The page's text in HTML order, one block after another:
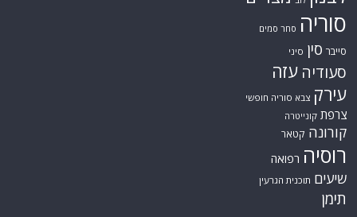
סוריה סחר סמים
סייבר סין סיני
סעודיה עזה
עירק צבא סוריה חופשי
צרפת קונייטרה
קורונה קטאר
רוסיה רפואה
שיעים תוכנית הגרעין
תימן